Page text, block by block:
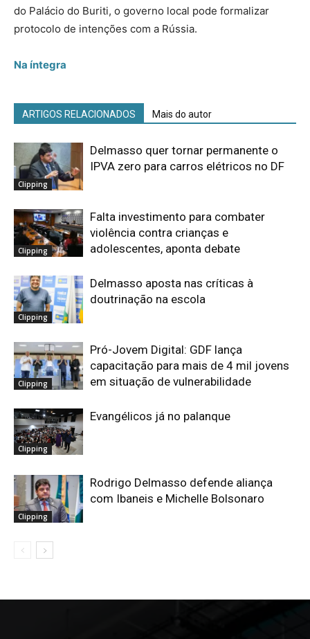
do Palácio do Buriti, o governo local pode formalizar
protocolo de intenções com a Rússia.
Na íntegra
ARTIGOS RELACIONADOS Mais do autor
Clipping
Delmasso quer tornar permanente o
IPVA zero para carros elétricos no DF
Clipping
Falta investimento para combater
violência contra crianças e
adolescentes, aponta debate
Clipping
Delmasso aposta nas críticas à
doutrinação na escola
Clipping
Pró-Jovem Digital: GDF lança
capacitação para mais de 4 mil jovens
em situação de vulnerabilidade
Clipping
Evangélicos já no palanque
Clipping
Rodrigo Delmasso defende aliança
com Ibaneis e Michelle Bolsonaro